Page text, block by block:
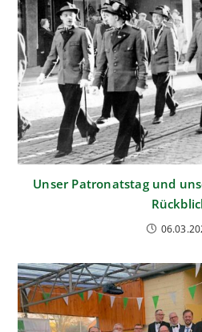
Unser Patronatstag und